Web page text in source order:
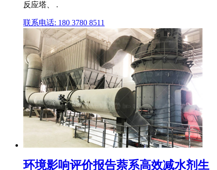
反应塔、 .
联系电话: 180 3780 8511
环境影响评价报告萘系高效减水剂生